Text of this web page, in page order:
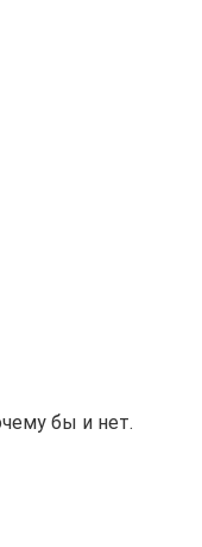
бы и нет.